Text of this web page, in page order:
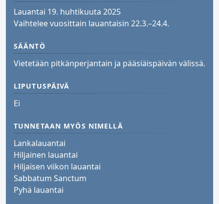
Lauantai 19. huhtikuuta 2025
Vaihtelee vuosittain lauantaisin 22.3.–24.4.
SÄÄNTÖ
Vietetään pitkänperjantain ja pääsiäispäivän välissä.
LIPUTUSPÄIVÄ
Ei
TUNNETAAN MYÖS NIMELLÄ
Lankalauantai
Hiljainen lauantai
Hiljaisen viikon lauantai
Sabbatum Sanctum
Pyhä lauantai